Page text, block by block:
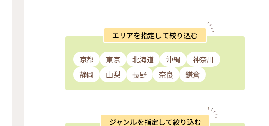
エリアを指定して絞り込む
京都 東京 北海道 沖縄
神奈川
静岡
山梨 長野 奈良 鎌倉
ジャンルを指定して絞り込む